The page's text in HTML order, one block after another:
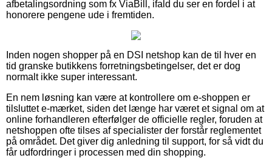
afbetalingsordning som fx ViaBill, ifald du ser en fordel i at
honorere pengene ude i fremtiden.
Inden nogen shopper på en DSI netshop kan de til hver en
tid granske butikkens forretningsbetingelser, det er dog
normalt ikke super interessant.
En nem løsning kan være at kontrollere om e-shoppen er
tilsluttet e-mærket, siden det længe har været et signal om at
online forhandleren efterfølger de officielle regler, foruden at
netshoppen ofte tilses af specialister der forstår reglementet
på området. Det giver dig anledning til support, for så vidt du
får udfordringer i processen med din shopping.